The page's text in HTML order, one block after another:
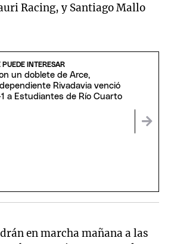
Racing, y Santiago Mallo
PUEDE INTERESAR
un doblete de Arce,
Rivadavia venció
a Estudiantes de Río Cuarto
en marcha mañana a las